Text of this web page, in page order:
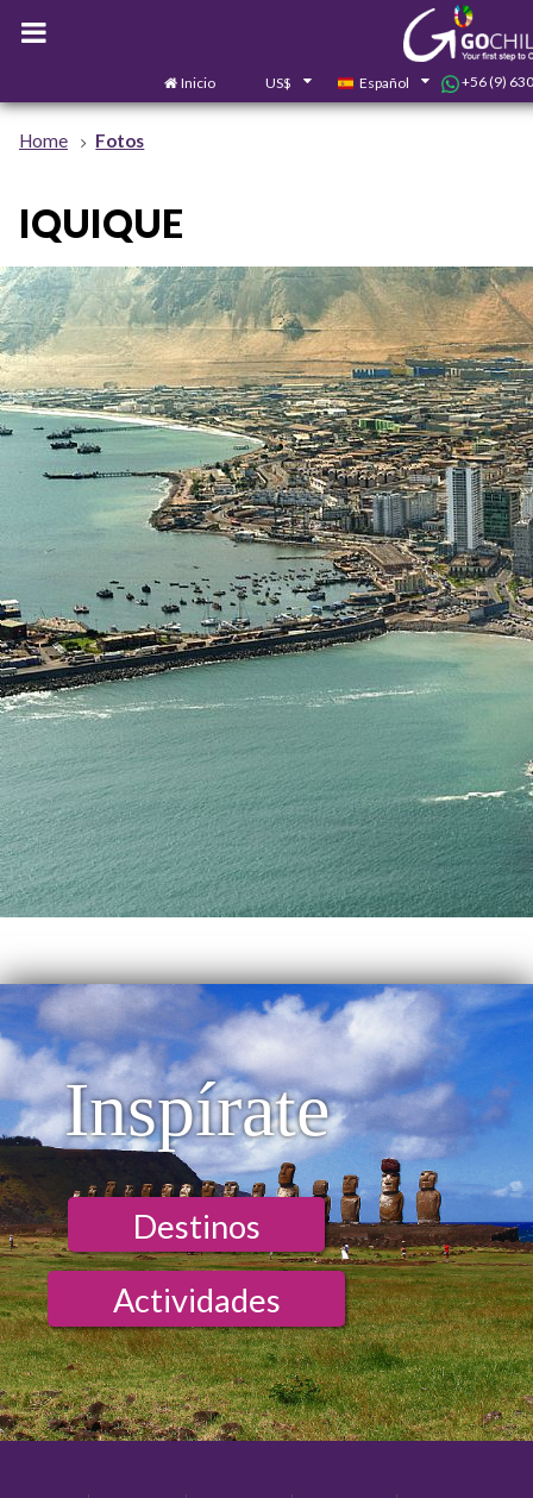
Inicio US$ Español +56 (9)
Home Fotos
IQUIQUE
Inspírate
Destinos
Actividades